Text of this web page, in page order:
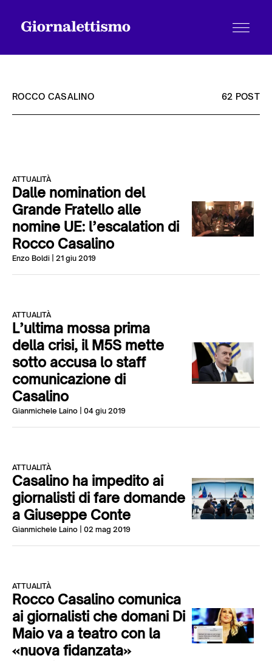
Chi siamo
Contatti
ROCCO CASALINO 62 POST
ATTUALITÀ
Dalle nomination del
Grande Fratello alle
nomine UE: l’escalation di
Rocco Casalino
Enzo Boldi | 21 giu 2019
ATTUALITÀ
L’ultima mossa prima
della crisi, il M5S mette
sotto accusa lo staff
comunicazione di
Casalino
Gianmichele Laino | 04 giu 2019
ATTUALITÀ
Casalino ha impedito ai
giornalisti di fare domande
a Giuseppe Conte
Gianmichele Laino | 02 mag 2019
ATTUALITÀ
Rocco Casalino comunica
ai giornalisti che domani Di
Maio va a teatro con la
«nuova fidanzata»